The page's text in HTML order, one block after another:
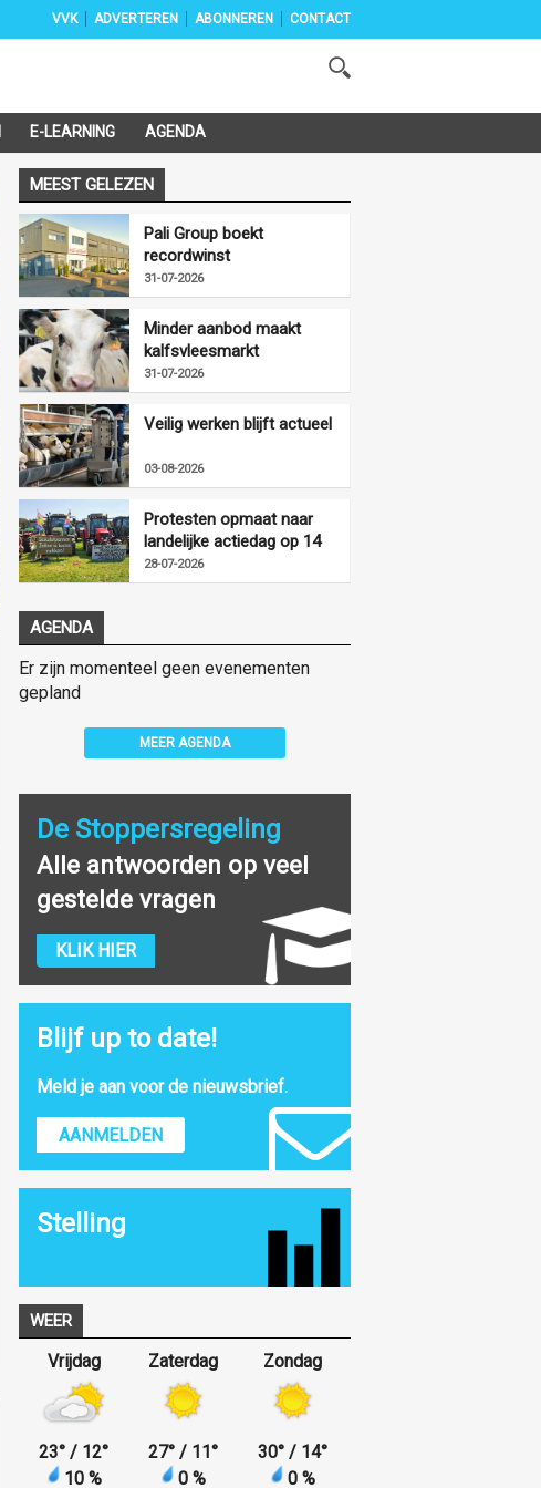
E-LEARNING AGENDA
VVK ADVERTEREN ABONNEREN CONTACT
MEEST GELEZEN
Pali Group boekt
recordwinst
31-07-2026
Minder aanbod maakt
kalfsvleesmarkt
vriendelijker
31-07-2026
Veilig werken blijft actueel
03-08-2026
Protesten opmaat naar
landelijke actiedag op 14
augustus
28-07-2026
AGENDA
Er zijn momenteel geen evenementen
gepland
MEER AGENDA
De Stoppersregeling
Alle antwoorden op veel
gestelde vragen
KLIK HIER
Blijf up to date!
Meld je aan voor de nieuwsbrief.
AANMELDEN
Stelling
WEER
Vrijdag
23° / 12°
10 %
Zaterdag
27° / 11 °
0 %
Zondag
30° / 14°
0 %